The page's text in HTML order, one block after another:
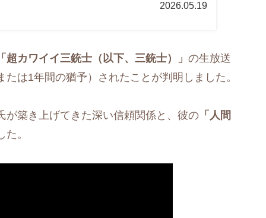
2026.05.19
超カワイイ三銃士（以下、三銃士）」 の生放送
は1年間の猶予）されたことが判明しました。
築き上げてきた深い信頼関係と、彼の 「人間
。